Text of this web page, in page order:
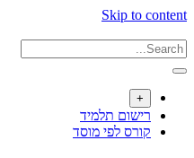
Skip to content
+
רישום תלמיד
קורס לפי מוסד